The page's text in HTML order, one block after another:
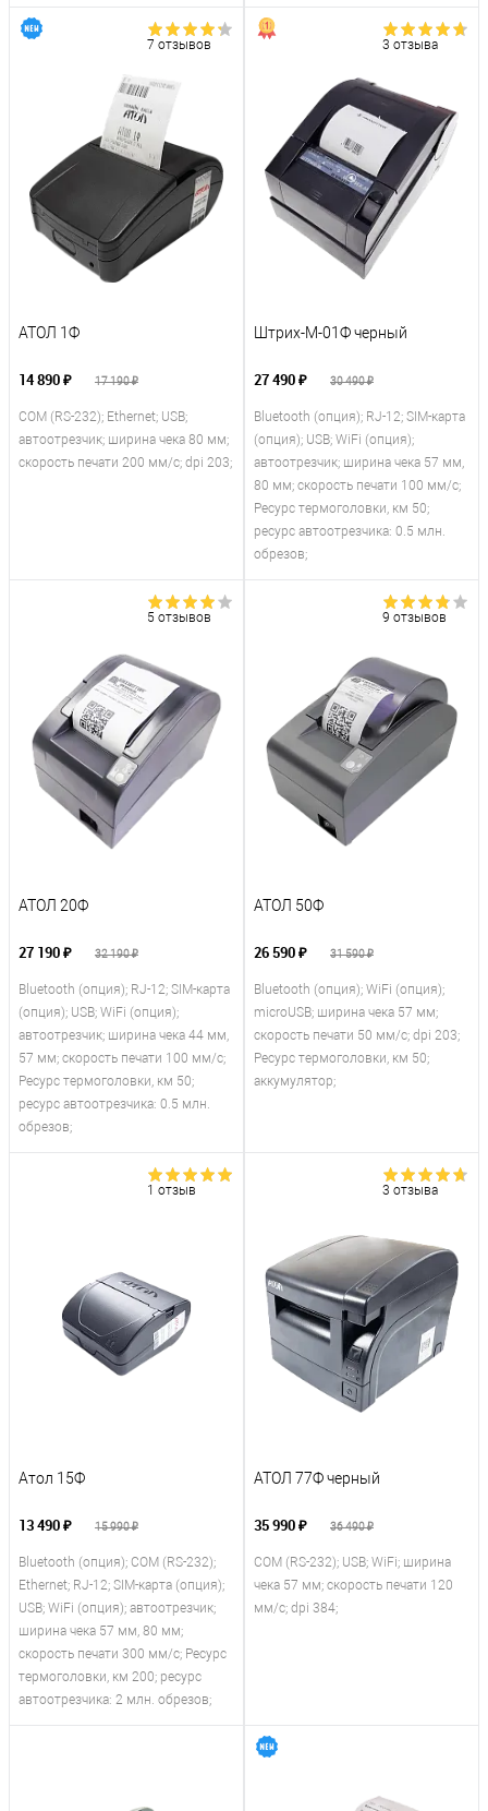
7 отзывов
АТОЛ 1Ф
14 890 ₽ 17 190 ₽
COM (RS-232); Ethernet; USB;
автоотрезчик; ширина чека 80 мм;
скорость печати 200 мм/с; dpi 203;
3 отзыва
Штрих-М-01Ф черный
27 490 ₽ 30 490 ₽
Bluetooth (опция); RJ-12; SIM-карта
(опция); USB; WiFi (опция);
автоотрезчик; ширина чека 57 мм,
80 мм; скорость печати 100 мм/с;
Ресурс термоголовки, км 50;
ресурс автоотрезчика: 0.5 млн.
обрезов;
5 отзывов
АТОЛ 20Ф
27 190 ₽ 32 190 ₽
Bluetooth (опция); RJ-12; SIM-карта
(опция); USB; WiFi (опция);
автоотрезчик; ширина чека 44 мм,
57 мм; скорость печати 100 мм/с;
Ресурс термоголовки, км 50;
ресурс автоотрезчика: 0.5 млн.
обрезов;
9 отзывов
АТОЛ 50Ф
26 590 ₽ 31 590 ₽
Bluetooth (опция); WiFi (опция);
microUSB; ширина чека 57 мм;
скорость печати 50 мм/с; dpi 203;
Ресурс термоголовки, км 50;
аккумулятор;
1 отзыв
Атол 15Ф
13 490 ₽ 15 990 ₽
Bluetooth (опция); COM (RS-232);
Ethernet; RJ-12; SIM-карта (опция);
USB; WiFi (опция); автоотрезчик;
ширина чека 57 мм, 80 мм;
скорость печати 300 мм/с; Ресурс
термоголовки, км 200; ресурс
автоотрезчика: 2 млн. обрезов;
3 отзыва
АТОЛ 77Ф черный
35 990 ₽ 36 490 ₽
COM (RS-232); USB; WiFi; ширина
чека 57 мм; скорость печати 120
мм/с; dpi 384;